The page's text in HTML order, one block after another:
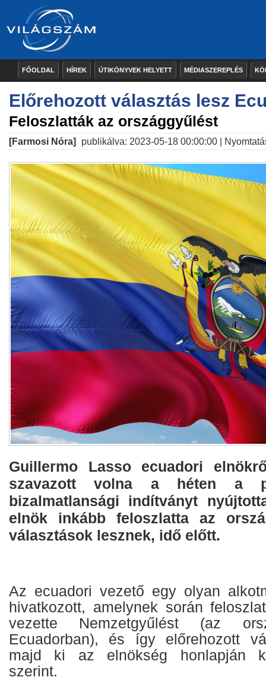
FŐOLDAL HÍREK ÚTIKÖNYVEK HELYETT MÉDIASZEREPLÉS
Előrehozott választás lesz
Feloszlatták az országgyűlést
[Farmosi Nóra] publikálva: 2023-05-18 00:00:00 |
Guillermo Lasso ecuadori
szavazott volna a héten a
bizalmatlansági indítványt
elnök inkább feloszlatta az
választások lesznek, idő előtt.
Az ecuadori vezető egy olyan
hivatkozott, amelynek során
vezette Nemzetgyűlést (az
Ecuadorban), és így előrehozott
majd ki az elnökség honlapján
szerint.